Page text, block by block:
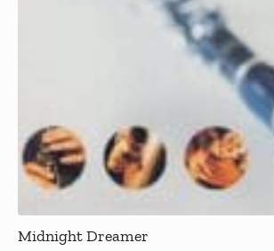
Midnight Dreamer